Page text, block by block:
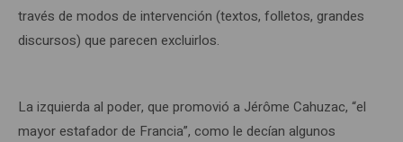
través de modos de intervención (textos, folletos, grandes
discursos) que parecen excluirlos.
La izquierda al poder, que promovió a Jérôme Cahuzac, “el
mayor estafador de Francia”, como le decían algunos